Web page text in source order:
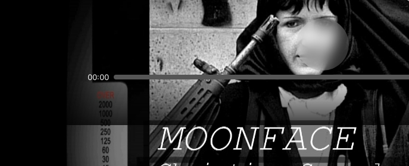
00:00